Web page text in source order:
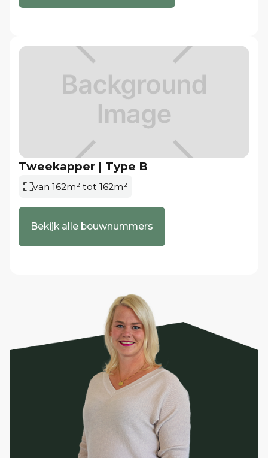
Tweekapper | Type B
van 162m² tot 162m²
Bekijk alle bouwnummers